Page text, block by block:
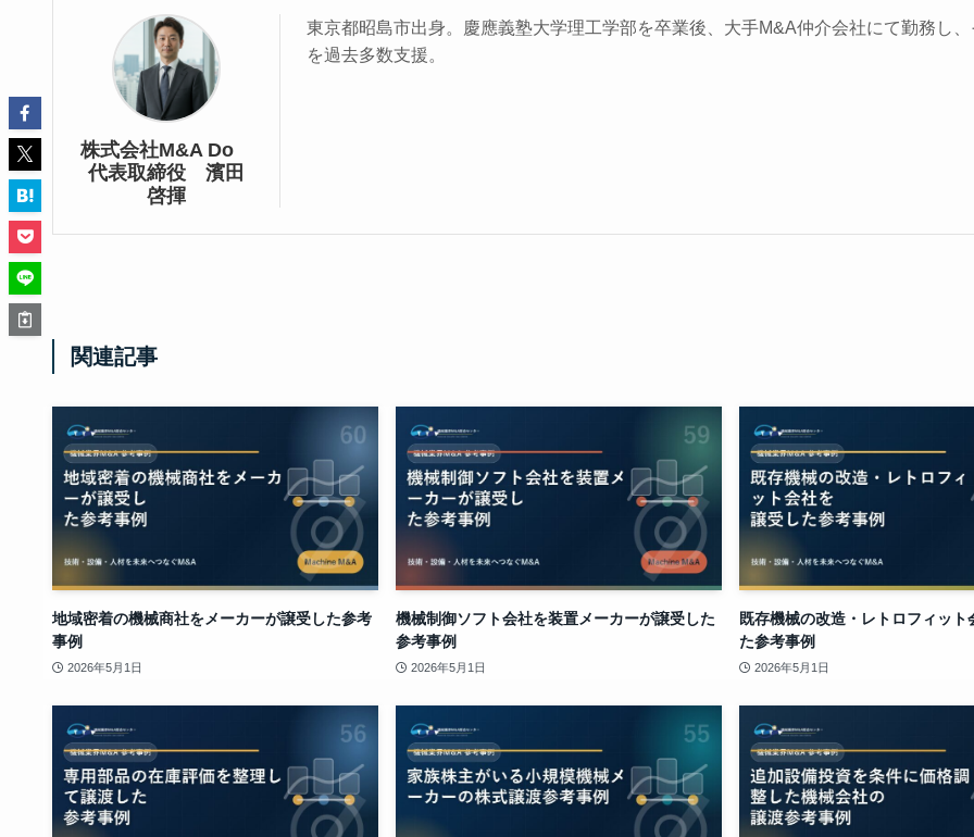
株式会社M&A Do
代表取締役 濱田
啓揮
東京都昭島市出身。慶應義塾大学理工学部を卒業後、大手M&A仲介会社にて勤務し
を過去多数支援。
関連記事
地域密着の機械商社をメーカーが譲受した参考
事例
2026年5月1日
機械制御ソフト会社を装置メーカーが譲受した
参考事例
2026年5月1日
既存機械の改造・レトロフィット
た参考事例
2026年5月1日